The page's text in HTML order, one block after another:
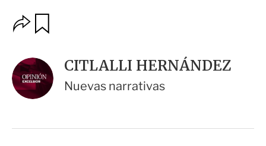
O
p
o
n
e
s
c
a
r
CITLALLI HERNÁNDEZ
Nuevas narrativas